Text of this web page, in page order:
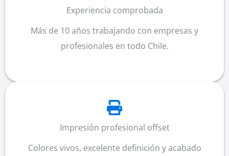
Experiencia comprobada
Más de 10 años trabajando con empresas y
profesionales en todo Chile.
Impresión profesional offset
Colores vivos, excelente definición y acabado